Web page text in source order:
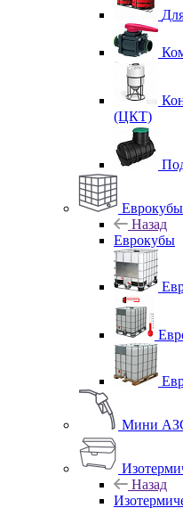
(ЦКТ)
Еврокубы
Назад
Еврокубы
Мини АЗС
Назад